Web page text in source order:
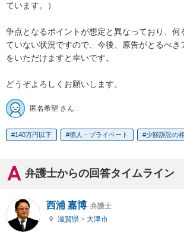
ています。）
争点となるポイントが想定と異なっており、何
ていない状況ですので、今後、原告がとるべき
をいただけますと幸いです。
どうぞよろしくお願いします。
匿名希望 さん
140万円以下 個人・プライベート 少額訴訟の
弁護士からの回答タイムライン
西浦 嘉博 弁護士
滋賀県 > 大津市